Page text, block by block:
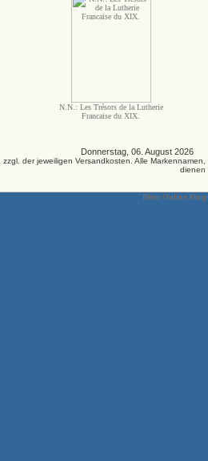
N.N.: Les Trésors de la Lutherie
Francaise du XIX.
Donnerstag, 06. August
zzgl. der jeweiligen Versandkosten. Alle
dienen
Diese Online